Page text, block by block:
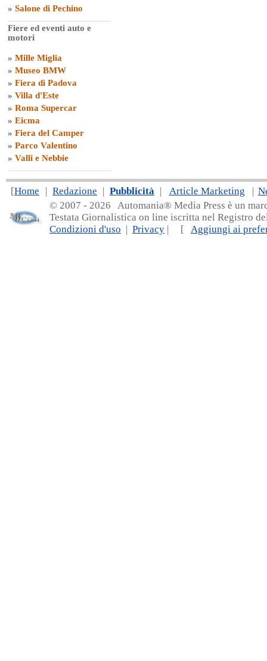
» Salone di Pechino
Fiere ed eventi auto e
motori
» Mille Miglia
» Museo BMW
» Fiera di Padova
» Villa d'Este
» Roma Supercar
» Eicma
» Fiera del Camper
» Parco Valentino
» Valli e Nebbie
[Home | Redazione | Pubblicità | Article Marketing |
© 2007 - 2026 Automania® Media Press è un
Testata Giornalistica on line iscritta nel Registro
Condizioni d'uso | Privacy | [ Aggiungi ai